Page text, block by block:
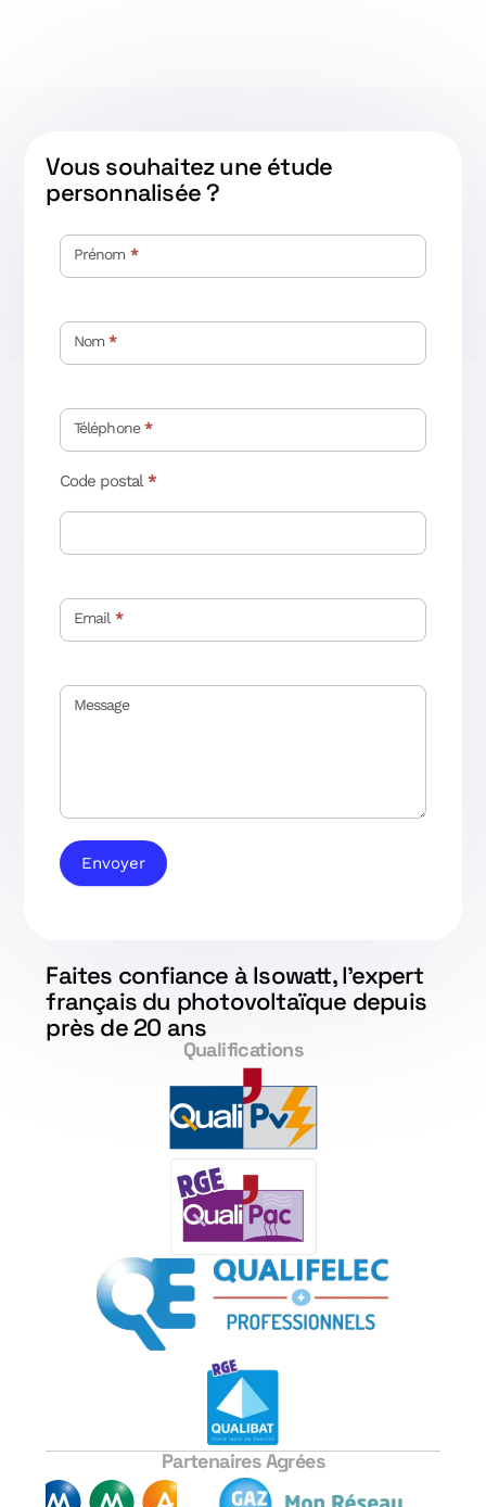
Faites confiance à Isowatt, l'expert
français du photovoltaïque depuis
près de 20 ans
Qualifications
Partenaires Agrées
Vous souhaitez une étude
personnalisée ?
étude
personnalisée
Prénom *
Nom*
Téléphone*
Code postal*
Email *
Message
Envoyer